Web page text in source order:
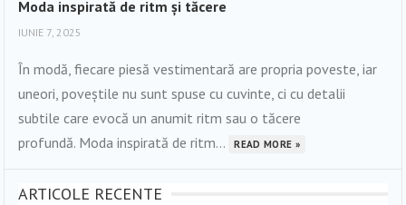
Moda inspirată de ritm și tăcere
IUNIE 7, 2025
În modă, fiecare piesă vestimentară are propria poveste, iar
uneori, poveștile nu sunt spuse cu cuvinte, ci cu detalii
subtile care evocă un anumit ritm sau o tăcere
profundă. Moda inspirată de ritm...
READ MORE »
ARTICOLE RECENTE